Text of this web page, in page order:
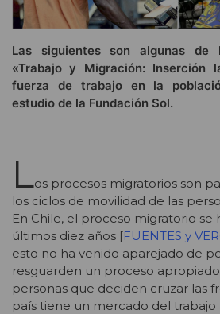
Las siguientes son algunas de
«Trabajo y Migración: Inserción
fuerza de trabajo en la
estudio de la Fundación Sol.
Los procesos migratorios son
los ciclos de movilidad de las
En Chile, el proceso migratorio se
últimos diez años [FUENTES y
esto no ha venido aparejado de
resguarden un proceso
personas que deciden cruzar las
país tiene un mercado del